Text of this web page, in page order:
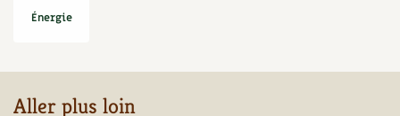
Énergie
Aller plus loin